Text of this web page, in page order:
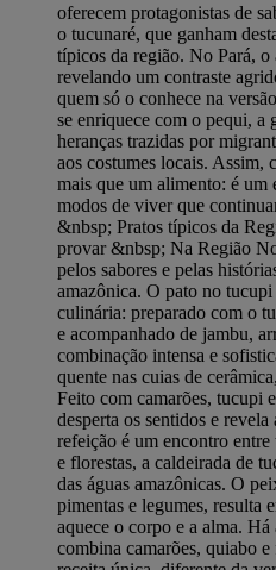
oferecem protagonistas de
o tucunaré, que ganham
típicos da região. No Pará, o
revelando um contraste
quem só o conhece na
se enriquece com o pequi,
heranças trazidas por
aos costumes locais. Assim,
mais que um alimento: é um
modos de viver que
&nbsp; Pratos típicos da
provar &nbsp; Na Região
pelos sabores e pelas
amazônica. O pato no
culinária: preparado com o
e acompanhado de jambu,
combinação intensa e
quente nas cuias de
Feito com camarões, tucupi
desperta os sentidos e
refeição é um encontro
e florestas, a caldeirada de
das águas amazônicas. O
pimentas e legumes, resulta
aquece o corpo e a alma.
combina camarões, quiabo